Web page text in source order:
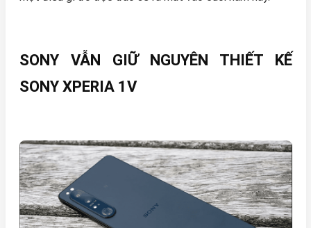
SONY VẪN GIỮ NGUYÊN THIẾT KẾ
SONY XPERIA 1V